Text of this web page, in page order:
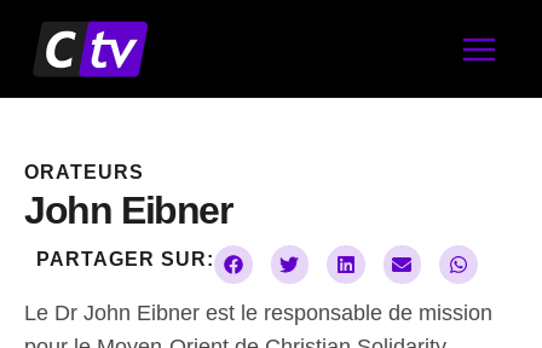
contenu
ORATEURS
John Eibner
PARTAGER SUR:
Le Dr John Eibner est le responsable de mission